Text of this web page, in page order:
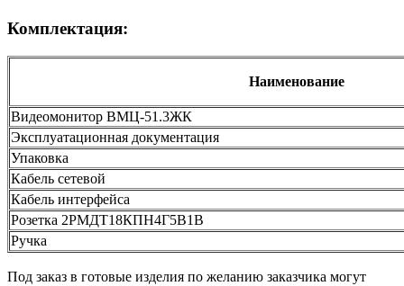
Комплектация:
Наименование
Видеомонитор ВМЦ-51.3ЖК
Эксплуатационная документация
Упаковка
Кабель сетевой
Кабель интерфейса
Розетка 2РМДТ18КПН4Г5В1В
Ручка
Под заказ в готовые изделия по желанию заказчика могут